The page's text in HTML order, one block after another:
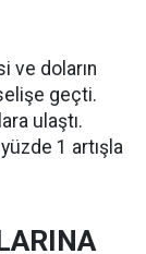
ve doların
geçti.
ulaştı.
1 artışla